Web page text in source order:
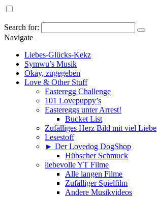
Search for:
Navigate
Liebes-Glücks-Kekz
Symwu’s Musik
Okay, zugegeben
Love & Other Stuff
Easteregg Challenge
101 Lovepuppy’s
Eastereggs unter Arrest!
Bucket List
Zufälliges Herz Bild mit viel Liebe
Lesestoff
► Der Lovedog DogShop
Hübscher Schmuck
liebevolle YT Filme
Alle langen Filme
Zufälliger Spielfilm
Andere Musikvideos